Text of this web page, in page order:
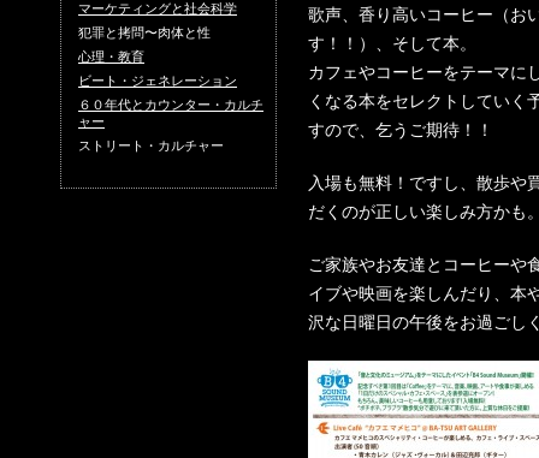
マーケティングと社会科学
犯罪と拷問〜肉体と性
心理・教育
ビート・ジェネレーション
６０年代とカウンター・カルチ
ャー
ストリート・カルチャー
歌声、香り高いコーヒー（お
す！！）、そして本。
カフェやコーヒーをテーマに
くなる本をセレクトしていく
すので、乞うご期待！！
入場も無料！ですし、散歩や
だくのが正しい楽しみ方かも
ご家族やお友達とコーヒーや
イブや映画を楽しんだり、本
沢な日曜日の午後をお過ごし